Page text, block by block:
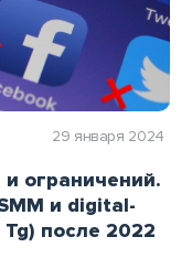
29 января 2024
и ограничений.
и digital-
после 2022